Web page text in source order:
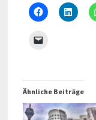
Ähnliche Beiträge